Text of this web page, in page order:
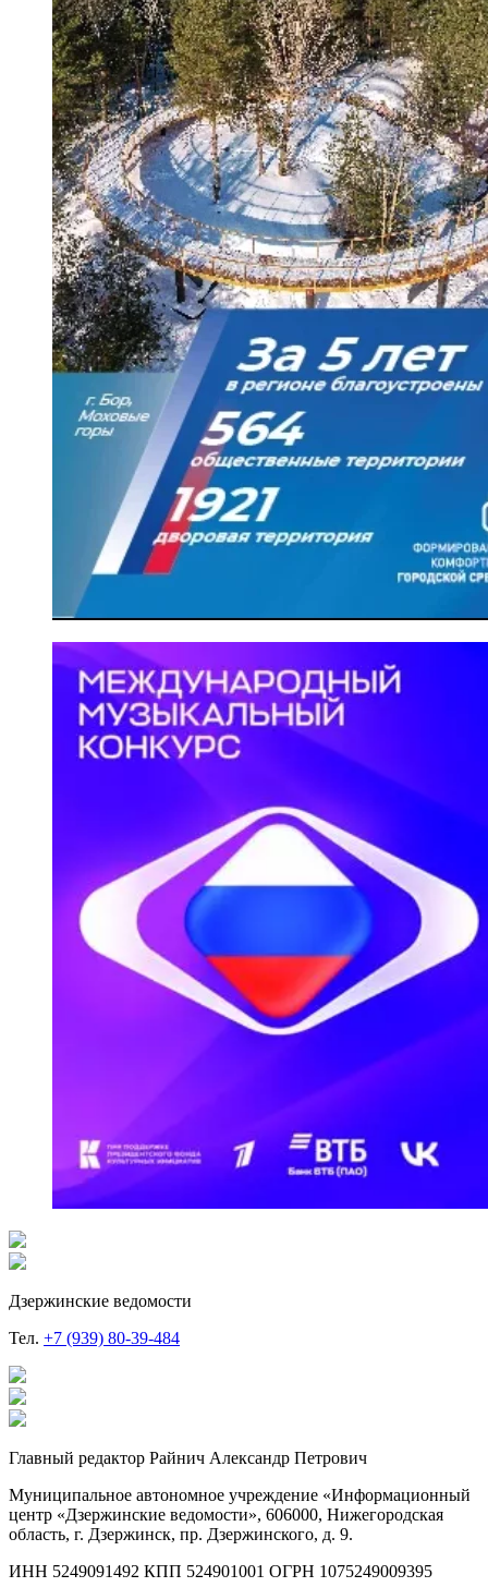
Дзержинские ведомости
Тел. +7 (939) 80-39-484
Главный редактор Райнич Александр Петрович
Муниципальное автономное учреждение «Информационный
центр «Дзержинские ведомости», 606000, Нижегородская
область, г. Дзержинск, пр. Дзержинского, д. 9.
ИНН 5249091492 КПП 524901001 ОГРН 1075249009395